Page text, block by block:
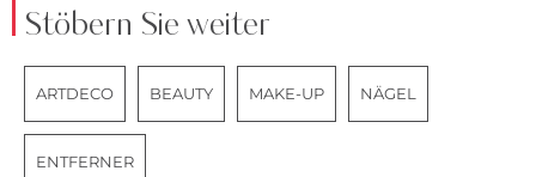
Stöbern Sie weiter
ARTDECO BEAUTY MAKE-UP NÄGEL
ENTFERNER